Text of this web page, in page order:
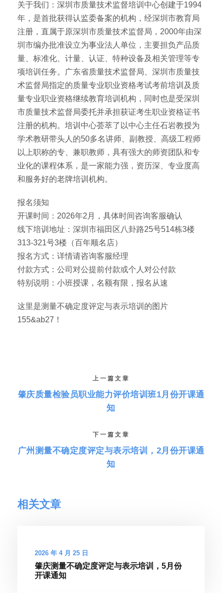
关于我们：深圳市质量技术监督培训中心创建于1994
年，是首批获得认监委备案的机构，经深圳市教育局
注册，直属于原深圳市质量技术监督局，2000年由深
圳市编办批准设立为事业法人单位，主要担负产品质
量、标准化、计量、认证、特种设备及相关管理等专
项培训任务。广东省质量技术监督局、深圳市质量技
术监督局指定的质量专业职业资格考试考前培训及质
量专业职业资格继续教育培训机构，同时也是受深圳
市质量技术监督局委托并承担获证考生职业资格证书
注册的机构。培训中心荟萃了以中心主任石岩教授为
学术教研带头人的50多名讲师、副教授、高级工程师
以上职称的专、兼职教师，具有强大的师资团队和专
业化的课程体系，是一家能力强，资历深、专业度高
和服务好的老牌培训机构。
报名须知
开课时间：2026年2月，具体时间咨询客服确认
线下培训地址：深圳市福田区八卦路25号514栋3楼
313-321号3楼（百年顺名店）
报名方式：详情请咨询客服经理
付款方式：公司对公提前付款或个人对公付款
特别说明：小班授课，名额有限，报名从速
这里是测量不确定度评定与表示培训的图片
155&ab27！
上一篇文章
肇庆质量检验员职业能力评价培训班1月份开课通
知
下一篇文章
广州测量不确定度评定与表示培训，2月份开课通
知
相关文章
2026 年 4 月 25 日
肇庆测量不确定度评定与表示培训，5月份
开课通知